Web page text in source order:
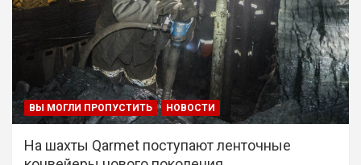
ВЫ МОГЛИ ПРОПУСТИТЬ НОВОСТИ
На шахты Qarmet поступают ленточные